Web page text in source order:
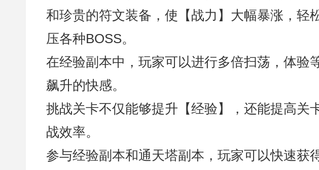
和珍贵的符文装备，使【战力】大幅暴涨，轻
压各种BOSS。
在经验副本中，玩家可以进行多倍扫荡，体验
飙升的快感。
挑战关卡不仅能够提升【经验】，还能提高关
战效率。
参与经验副本和通天塔副本，玩家可以快速获